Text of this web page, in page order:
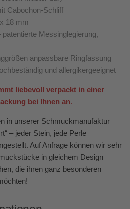
Cabochon-Schliff
18 mm
Messinglegierung,
anpassbare Ringfassung
und allergikergeeignet
liebevoll verpackt in einer
bei Ihnen an.
in unserer Schmuckmanufaktur
– jeder Stein, jede Perle
Auf Anfrage können wir sehr
in gleichem Design
die ihren ganz besonderen